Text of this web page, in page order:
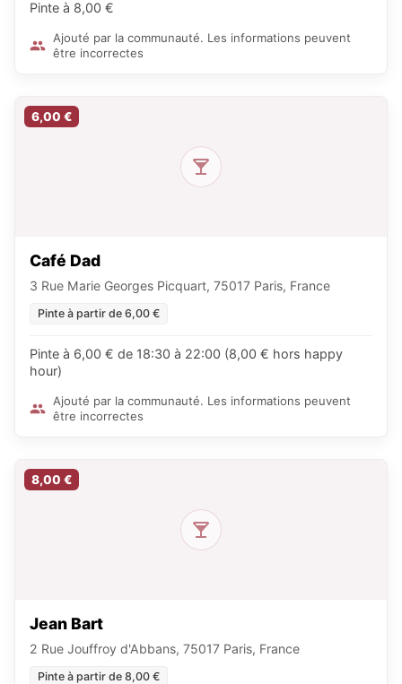
Pinte à 8,00 €
Ajouté par la communauté. Les informations peuvent
être incorrectes
6,00 €
Café Dad
3 Rue Marie Georges Picquart, 75017 Paris, France
Pinte à partir de 6,00 €
Pinte à 6,00 € de 18:30 à 22:00 (8,00 € hors happy
hour)
Ajouté par la communauté. Les informations peuvent
être incorrectes
8,00 €
Jean Bart
2 Rue Jouffroy d'Abbans, 75017 Paris, France
Pinte à partir de 8,00 €